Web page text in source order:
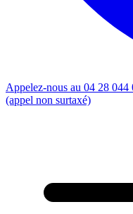
Appelez-nous au 04 28
(appel non surtaxé)